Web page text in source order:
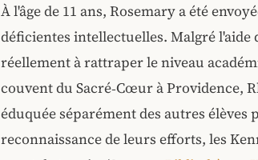
À l'âge de 11 ans, Rosemary a été
déficientes intellectuelles. Malgré
réellement à rattraper le niveau
couvent du Sacré‑Cœur à Providence,
éduquée séparément des autres
reconnaissance de leurs efforts, les